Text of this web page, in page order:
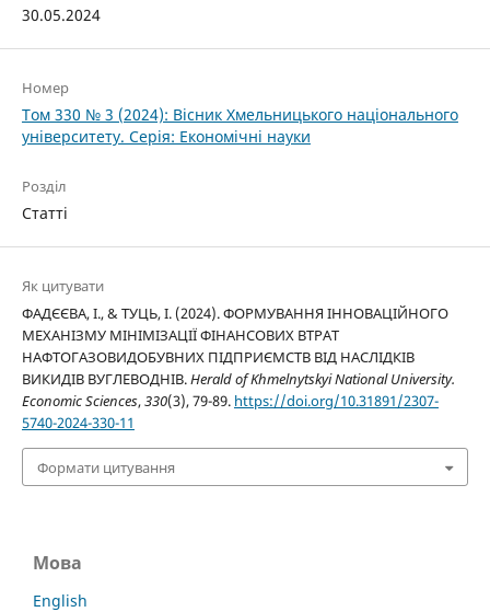
30.05.2024
Номер
Том 330 № 3 (2024): Вісник Хмельницького національного
університету. Серія: Економічні науки
Розділ
Статті
Як цитувати
ФАДЄЄВА, І., & ТУЦЬ, І. (2024). ФОРМУВАННЯ ІННОВАЦІЙНОГО
МЕХАНІЗМУ МІНІМІЗАЦІЇ ФІНАНСОВИХ ВТРАТ
НАФТОГАЗОВИДОБУВНИХ ПІДПРИЄМСТВ ВІД НАСЛІДКІВ
ВИКИДІВ ВУГЛЕВОДНІВ.Herald of Khmelnytskyi National University.
Economic Sciences,330(3), 79-89. https://doi.org/10.31891/2307-
5740-2024-330-11
Формати цитування
Мова
English